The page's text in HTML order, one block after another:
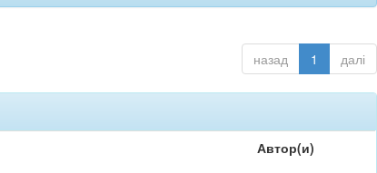
назад 1 далі
Автор(и)